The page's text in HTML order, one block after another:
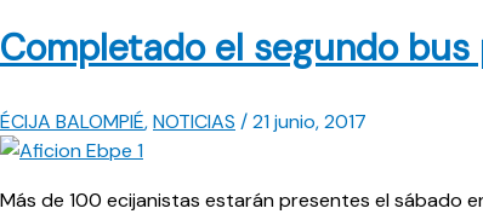
rumbo
a
Xàtiva
tras
entreno
Completado el segundo bus
ÉCIJA BALOMPIÉ,NOTICIAS /21 junio, 2017
Más de 100 ecijanistas estarán presentes el sábado